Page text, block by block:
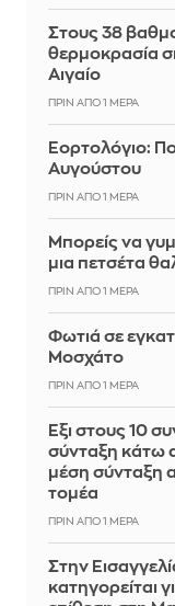
Στους 38
θερμοκρασία
Αιγαίο
ΠΡΙΝ ΑΠΌ 1 ΜΈΡΑ
Εορτολόγιο:
Αυγούστου
ΠΡΙΝ ΑΠΌ 1 ΜΈΡΑ
Μπορείς να
μια πετσέτα
ΠΡΙΝ ΑΠΌ 1 ΜΈΡΑ
Φωτιά σε
Μοσχάτο
ΠΡΙΝ ΑΠΌ 1 ΜΈΡΑ
Έξι στους 10
σύνταξη κάτω
μέση σύνταξη
τομέα
ΠΡΙΝ ΑΠΌ 1 ΜΈΡΑ
Στην
κατηγορείται